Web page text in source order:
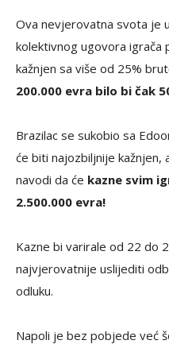
Ova nevjerovatna svota je
kolektivnog ugovora igrača
kažnjen sa više od 25%
200.000 evra bilo bi čak
Brazilac se sukobio sa
će biti najozbiljnije kažnjen,
navodi da će kazne svim
2.500.000 evra!
Kazne bi varirale od 22 do
najvjerovatnije uslijediti
odluku.
Napoli je bez pobjede već